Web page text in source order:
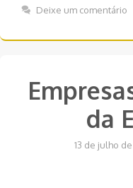
Deixe um comentário
da
13 de julho de